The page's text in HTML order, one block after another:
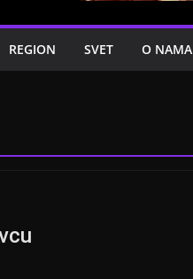
REGION SVET O NAMA